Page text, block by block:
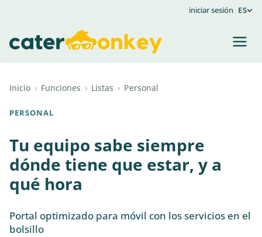
iniciar sesión ES
Inicio › Funciones › Listas › Personal
PERSONAL
Tu equipo sabe siempre
dónde tiene que estar, y a
qué hora
Portal optimizado para móvil con los servicios en el
bolsillo